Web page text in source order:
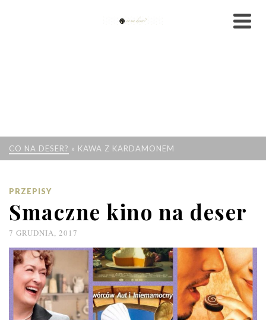
CO NA DESER? » KAWA Z KARDAMONEM
PRZEPISY
Smaczne kino na deser
7 GRUDNIA, 2017